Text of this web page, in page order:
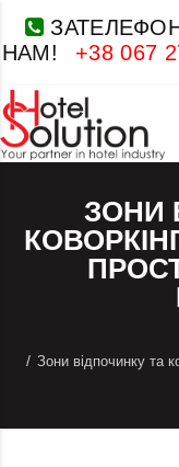
НАМ!
+38 067
ЗОНИ
Зони відпочинку та